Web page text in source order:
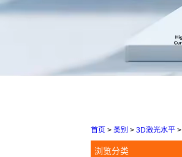
首页 > 类别 > 3D激光水平 >
浏览分类